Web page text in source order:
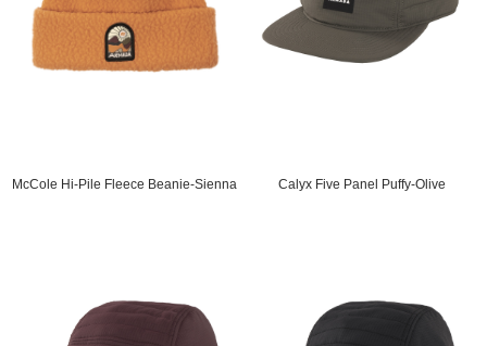
McCole Hi-Pile Fleece Beanie-Sienna Calyx Five Panel Puffy-Olive